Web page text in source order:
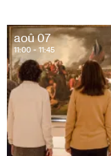
aoû 07
11:00 - 11:45